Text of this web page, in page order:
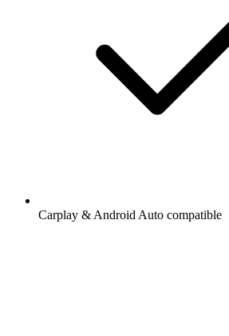
Carplay & Android Auto compatible